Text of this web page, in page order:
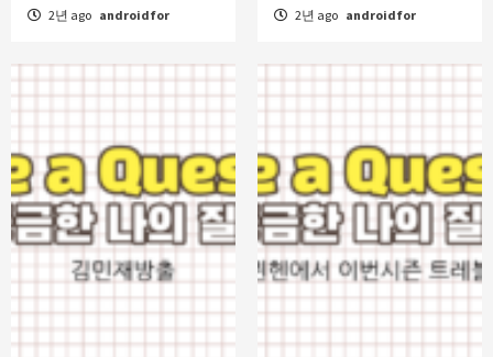
2년 ago androidfor 2년 ago androidfor